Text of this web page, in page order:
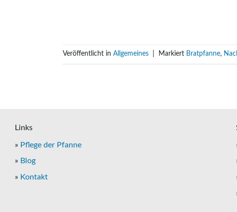
Veröffentlicht in Allgemeines Markiert Bratpfanne,
Links
» Pflege der Pfanne
» Blog
» Kontakt